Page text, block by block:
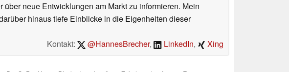
neue Entwicklungen am Markt zu informieren. Mein
hinaus tiefe Einblicke in die Eigenheiten dieser
Kontakt:
@HannesBrecher, LinkedIn, Xing